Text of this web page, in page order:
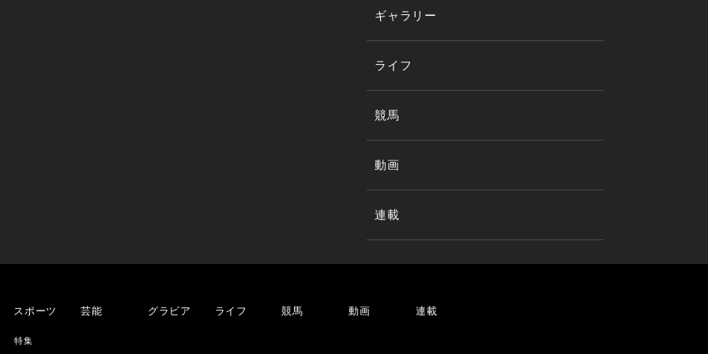
ギャラリー
ライフ
競馬
動画
連載
スポーツ
特集
芸能 グラビア ライフ 競馬 動画 連載